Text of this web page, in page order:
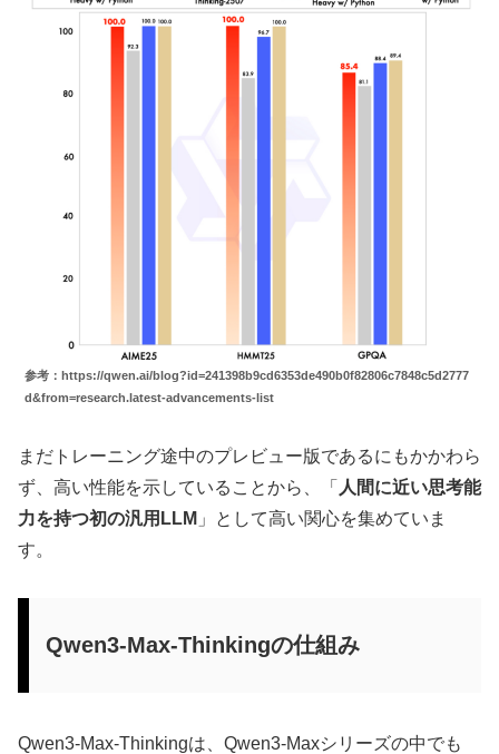
参考：https://qwen.ai/blog?id=241398b9cd6353de490b0f82806c7848c5d2777
d&from=research.latest-advancements-list
まだトレーニング途中のプレビュー版であるにもかかわら
ず、高い性能を示していることから、「 人間に近い思考能
力を持つ初の汎用LLM 」として高い関心を集めていま
す。
Qwen3-Max-Thinkingの仕組み
Qwen3-Max-Thinkingは、Qwen3-Maxシリーズの中でも